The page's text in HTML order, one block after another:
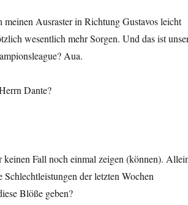
Ausraster in Richtung Gustavos leicht
wesentlich mehr Sorgen. Und das ist
Aua.
Dante?
Fall noch einmal zeigen (können).
der letzten Wochen
Blöße geben?